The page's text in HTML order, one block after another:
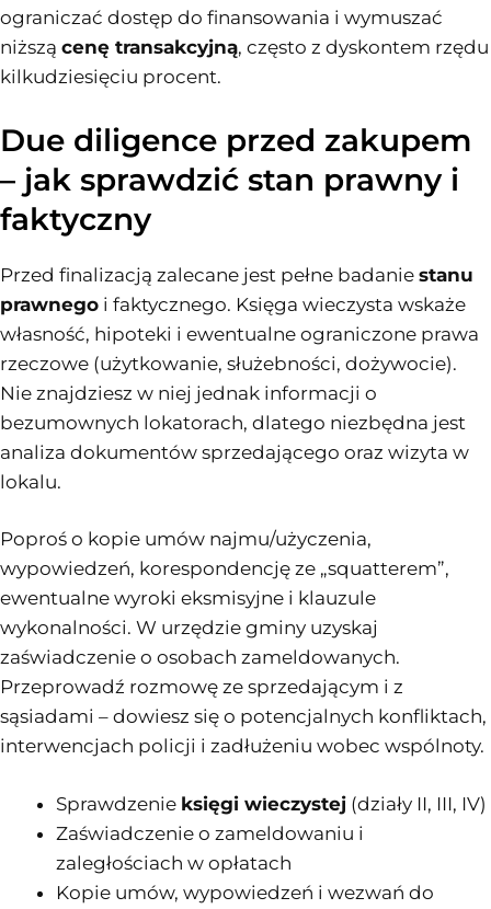
ograniczać dostęp do finansowania i wymuszać
niższą cenę transakcyjną, często z dyskontem rzędu
kilkudziesięciu procent.
Due diligence przed zakupem
– jak sprawdzić stan prawny i
faktyczny
Przed finalizacją zalecane jest pełne badanie stanu
prawnego i faktycznego. Księga wieczysta wskaże
własność, hipoteki i ewentualne ograniczone prawa
rzeczowe (użytkowanie, służebności, dożywocie).
Nie znajdziesz w niej jednak informacji o
bezumownych lokatorach, dlatego niezbędna jest
analiza dokumentów sprzedającego oraz wizyta w
lokalu.
Poproś o kopie umów najmu/użyczenia,
wypowiedzeń, korespondencję ze „squatterem”,
ewentualne wyroki eksmisyjne i klauzule
wykonalności. W urzędzie gminy uzyskaj
zaświadczenie o osobach zameldowanych.
Przeprowadź rozmowę ze sprzedającym i z
sąsiadami – dowiesz się o potencjalnych konfliktach,
interwencjach policji i zadłużeniu wobec wspólnoty.
Sprawdzenie księgi wieczystej (działy II, III, IV)
Zaświadczenie o zameldowaniu i
zaległościach w opłatach
Kopie umów, wypowiedzeń i wezwań do